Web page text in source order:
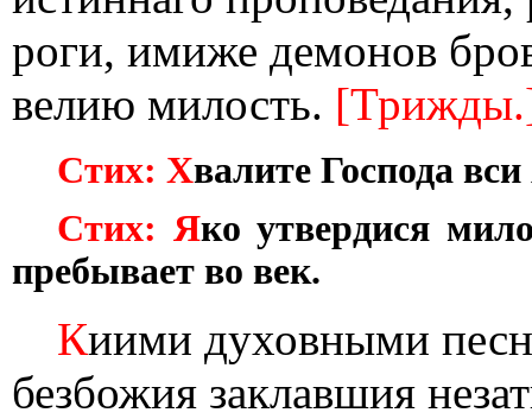
роги, имиже демонов
велию милость.
Стих: Хвалите Господа
Стих: Яко утвердися
пребывает во век.
Киими духовными
безбожия заклавшия